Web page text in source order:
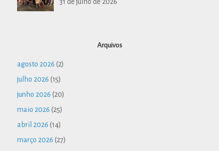
Arquivos
agosto 2026 (2)
julho 2026 (15)
junho 2026 (20)
maio 2026 (25)
abril 2026 (14)
março 2026 (27)